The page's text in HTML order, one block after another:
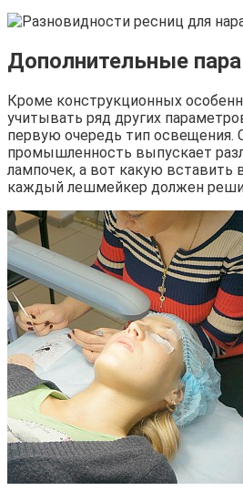
Дополнительные
Кроме конструкционных
учитывать ряд других
первую очередь тип освещения.
промышленность выпускает
лампочек, а вот какую вставить
каждый лешмейкер должен